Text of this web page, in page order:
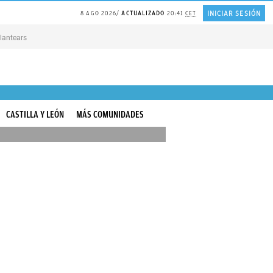
8 AGO 2026 ACTUALIZADO 20:41CET INICIAR SESIÓN
la VIDA
CASTILLA Y LEÓN MÁS COMUNIDADES